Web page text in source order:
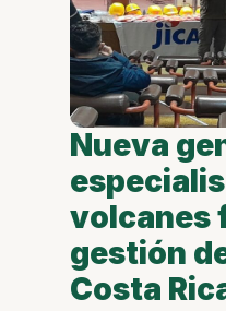
Nueva
volcanes
gestión
Costa